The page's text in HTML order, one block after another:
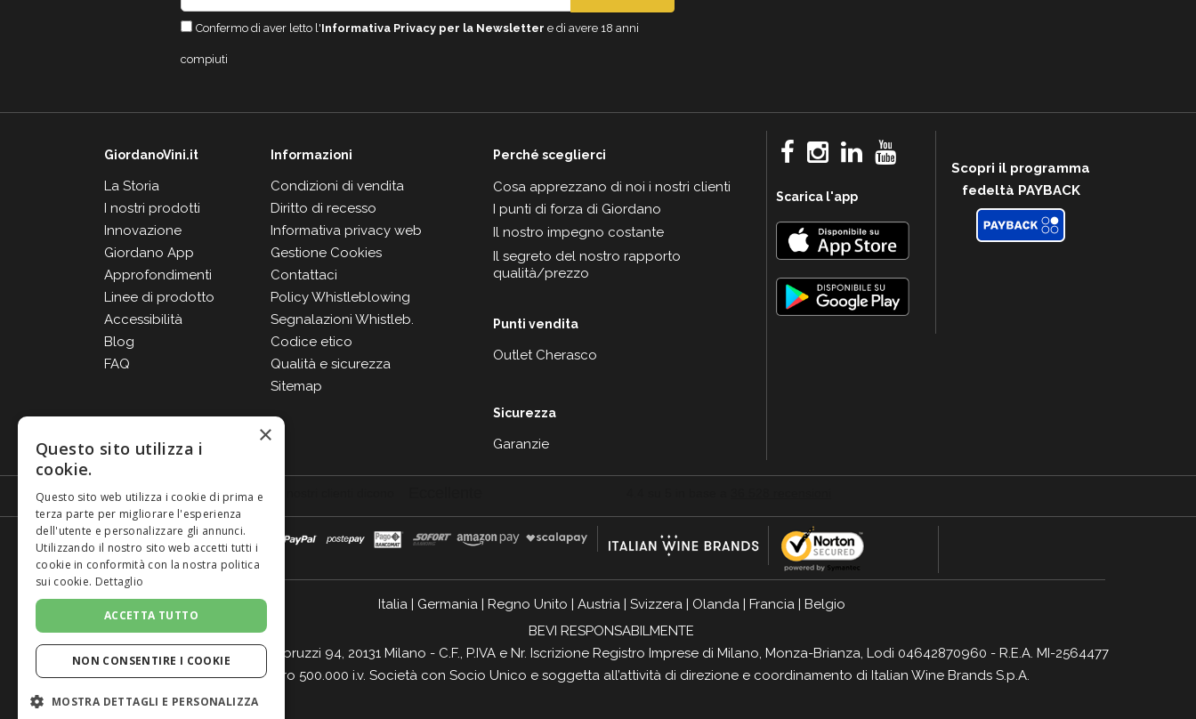
Confermo di aver letto l'Informativa Privacy per la Newsletter e di avere 18 anni
compiuti
GiordanoVini.it
La Storia
I nostri prodotti
Innovazione
Giordano App
Approfondimenti
Linee di prodotto
Accessibilità
Blog
FAQ
Informazioni
Condizioni di vendita
Diritto di recesso
Informativa privacy web
Gestione Cookies
Contattaci
Policy Whistleblowing
Segnalazioni Whistleb.
Codice etico
Qualità e sicurezza
Sitemap
Perché sceglierci
Cosa apprezzano di noi i nostri clienti
I punti di forza di Giordano
Il nostro impegno costante
Il segreto del nostro rapporto
qualità/prezzo
Punti vendita
Outlet Cherasco
Sicurezza
Garanzie
Scarica l'app
Scopri il programma
fedeltà PAYBACK
Italia| Germania| Regno Unito | Austria| Svizzera| Olanda| Francia| Belgio
BEVI RESPONSABILMENTE
Giordano Vini S.p.A. Viale Abruzzi 94, 20131 Milano - C.F., P.IVA e Nr. Iscrizione Registro Imprese di Milano, Monza-Brianza, Lodi 04642870960 - R.E.A. MI-2564477
- Cap. Soc. Euro 500.000 i.v. Società con Socio Unico e soggetta all’attività di direzione e coordinamento di Italian Wine Brands S.p.A.
×
Questo sito utilizza i
cookie.
Questo sito web utilizza i cookie di prima e
terza parte per migliorare l'esperienza
dell'utente e personalizzare gli annunci.
Utilizzando il nostro sito web accetti tutti i
cookie in conformità con la nostra politica
sui cookie. Dettaglio
ACCETTA TUTTO
NON CONSENTIRE I COOKIE
MOSTRA DETTAGLI E PERSONALIZZA